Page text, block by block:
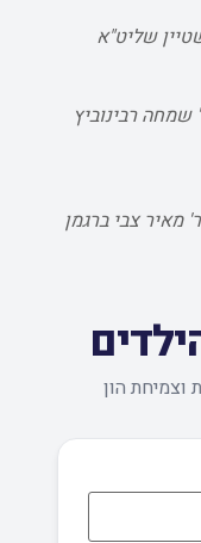
שליט"א
רבינוביץ
מאיר צבי ברגמן
הון